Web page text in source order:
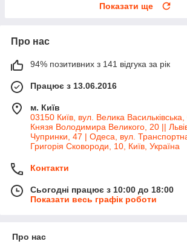
Показати ще
Про нас
94% позитивних з 141 відгука за рік
Працює з 13.06.2016
м. Київ
03150 Київ, вул. Велика
Князя Володимира Великого, 20 ||
Чупринки, 47 | Одеса, вул.
Григорія Сковороди, 10, Київ, Україна
Контакти
Сьогодні працює з 10:00 до 18:00
Показати весь графік роботи
Про нас